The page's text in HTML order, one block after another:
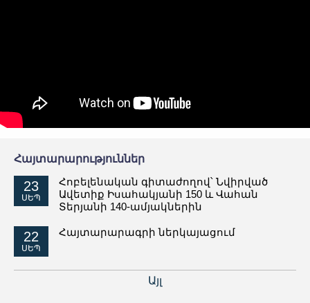
Հայտարարություններ
23
ՍԵՊ
Հոբելենական գիտաժողով՝ Նվիրված
Ավետիք Իսահակյանի 150 և Վահան
Տերյանի 140-ամյակներին
22
ՍԵՊ
Հայտարարագրի ներկայացում
Այլ